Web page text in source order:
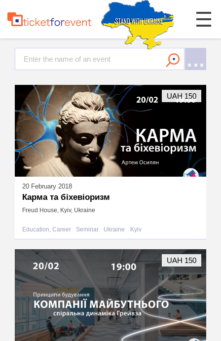
20 February 2018
Карма та біхевіоризм
Freud House, Kyiv, Ukraine
Education, Career Seminar Ukraine Kyiv
UAH 150
UAH 150